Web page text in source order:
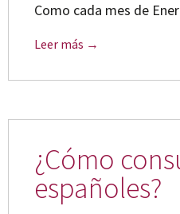
Como cada mes de
Leer más →
¿Cómo
españoles?